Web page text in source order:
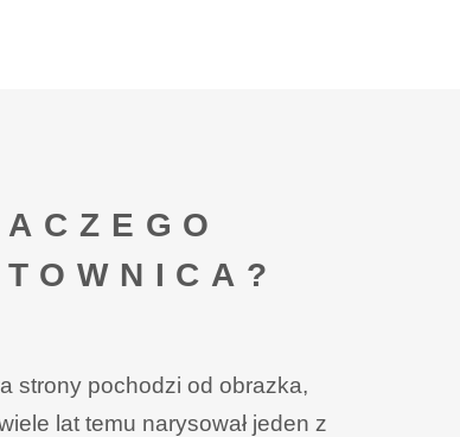
strony pochodzi od obrazka,
lat temu narysował jeden z